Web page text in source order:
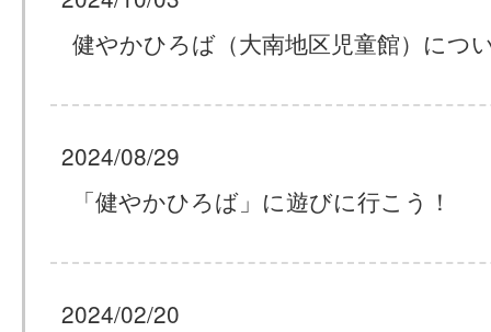
健やかひろば（大南地区児童館）につ
2024/08/29
「健やかひろば」に遊びに行こう！
2024/02/20